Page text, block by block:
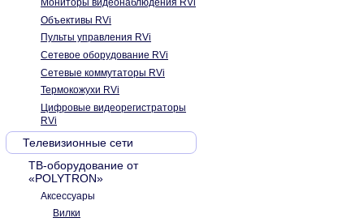
Мониторы видеонаблюдения RVi
Объективы RVi
Пульты управления RVi
Сетевое оборудование RVi
Сетевые коммутаторы RVi
Термокожухи RVi
Цифровые видеорегистраторы
RVi
Телевизионные сети
ТВ-оборудование от
«POLYTRON»
Аксесcуары
Вилки